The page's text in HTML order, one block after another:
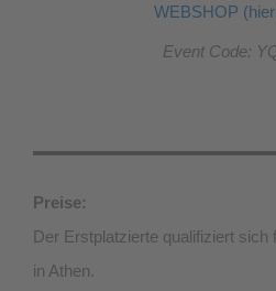
WEBSHOP
Event Code:
Preise:
Der Erstplatzierte qualifiziert sich
in Athen.